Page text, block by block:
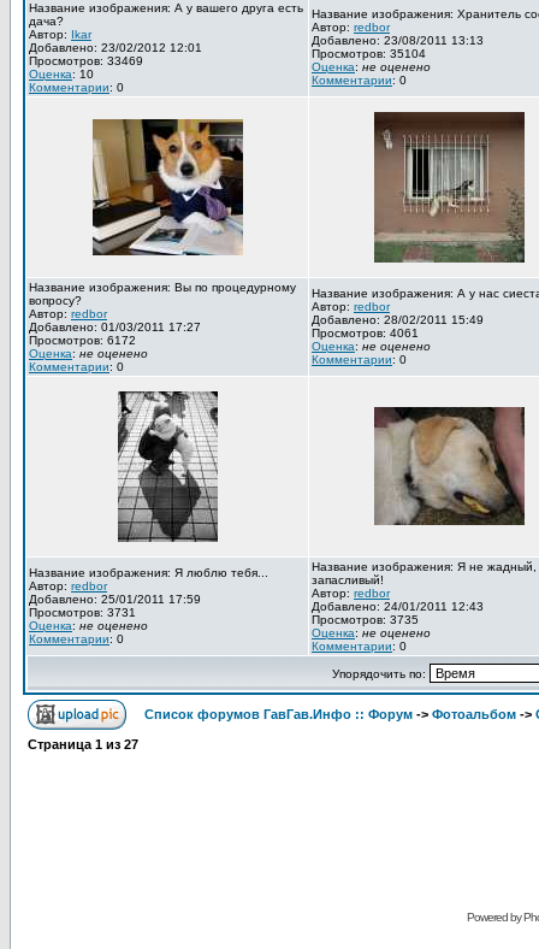
Название изображения: А у вашего друга есть
дача?
Автор: Ikar
Добавлено: 23/02/2012 12:01
Просмотров: 33469
Оценка: 10
Комментарии: 0
Название изображения: Хранитель
Автор: redbor
Добавлено: 23/08/2011 13:13
Просмотров: 35104
Оценка: не оценено
Комментарии: 0
Название изображения: Вы по процедурному
вопросу?
Автор: redbor
Добавлено: 01/03/2011 17:27
Просмотров: 6172
Оценка: не оценено
Комментарии: 0
Название изображения: А у нас
Автор: redbor
Добавлено: 28/02/2011 15:49
Просмотров: 4061
Оценка: не оценено
Комментарии: 0
Название изображения: Я люблю тебя...
Автор: redbor
Добавлено: 25/01/2011 17:59
Просмотров: 3731
Оценка: не оценено
Комментарии: 0
Название изображения: Я не жадный,
запасливый!
Автор: redbor
Добавлено: 24/01/2011 12:43
Просмотров: 3735
Оценка: не оценено
Комментарии: 0
Упорядочить по:
Список форумов ГавГав.Инфо :: Форум -> Фотоальбом ->
Страница 1 из 27
Powered by